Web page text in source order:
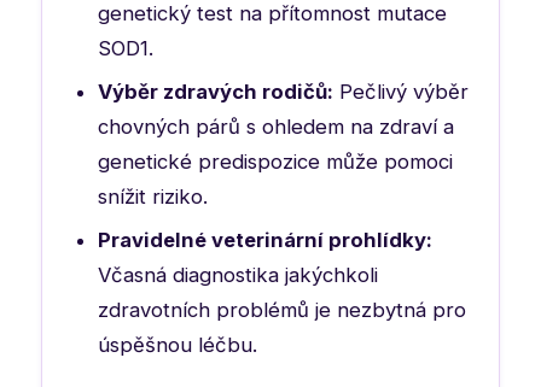
genetický test na přítomnost mutace
SOD1.
Výběr zdravých rodičů: Pečlivý výběr
chovných párů s ohledem na zdraví a
genetické predispozice může pomoci
snížit riziko.
Pravidelné veterinární prohlídky:
Včasná diagnostika jakýchkoli
zdravotních problémů je nezbytná pro
úspěšnou léčbu.